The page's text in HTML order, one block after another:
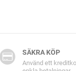
SÄKRA KÖP
Använd ett